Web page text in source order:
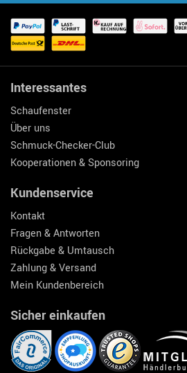
Interessantes
Schaufenster
Über uns
Schmuck-Checker-Club
Kooperationen & Sponsoring
Kundenservice
Kontakt
Fragen & Antworten
Rückgabe & Umtausch
Zahlung & Versand
Mein Kundenbereich
Sicher einkaufen